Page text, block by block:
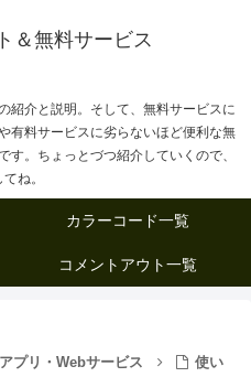
＆無料サービス
紹介と説明。そして、無料サービスに
有料サービスに劣らないほど便利な無
。ちょっとづつ紹介していくので、
ね。
カラーコード一覧
コメントアウト一覧
プリ・Webサービス
使い